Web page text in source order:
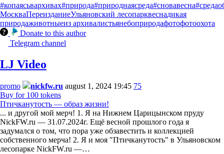
#копаясьвархивах#природа#природнаясреда#сновавесна
МоскваПереизданиеУльяновский лесопарквеснадикая
природаживотныеиз архивалистьянебоприродафотофотоохота
Donate to this author
Telegram channel
LJ Video
promo nickfw.ru august 1, 2024 19:45 75
Buy for 100 tokens
Птичканутость — образ жизни!
... и другой мой мерч! 1. Я на Нижнем Царицынском пруду
NickFW.ru — 31.07.2024г. Ещё весной прошлого года я
задумался о том, что пора уже обзавестить и коллекцией
собственного мерча! 2. Я и моя "Птичканутость" в Ульяновском
лесопарке NickFW.ru —…